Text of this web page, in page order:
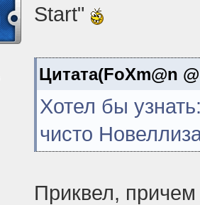
Start"
Цитата(FoXm@n
Хотел бы
чисто
Приквел,